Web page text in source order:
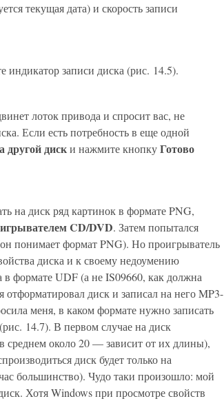
текущая дата) и скорость записи
индикатор записи диска (рис. 14.5).
лоток привода и спросит вас, не
Если есть потребность в еще одной
другой диски нажмите кнопкуГотово
на диск ряд картинок в формате PNG,
CD/DVD. Затем попытался
понимает формат PNG). Но проигрыватель
диска и к своему недоумению
в формате UDF (а не IS09660, как должна
диск и записал на него MP3-
меня, в каком формате нужно записать
14.7). В первом случае на диск
среднем около 20 — зависит от их длины),
диск будет только на
большинство). Чудо таки произошло: мой
Хотя Windows при просмотре свойств